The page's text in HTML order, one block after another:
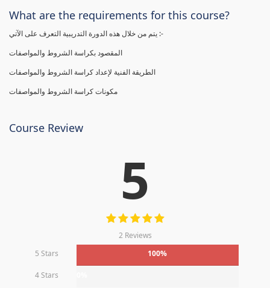
What are the requirements for this course?
يتم من خلال هذه الدورة التدريبية التعرف على الآتي :-
المقصود بكراسة الشروط والمواصفات
الطريقة الفنية لإعداد كراسة الشروط والمواصفات
مكونات كراسة الشروط والمواصفات
Course Review
5
2 Reviews
5 Stars
100%
4 Stars